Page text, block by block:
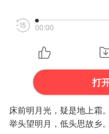
00:00
打
床前明月光，疑是地上霜。
举头望明月，低头思故乡。